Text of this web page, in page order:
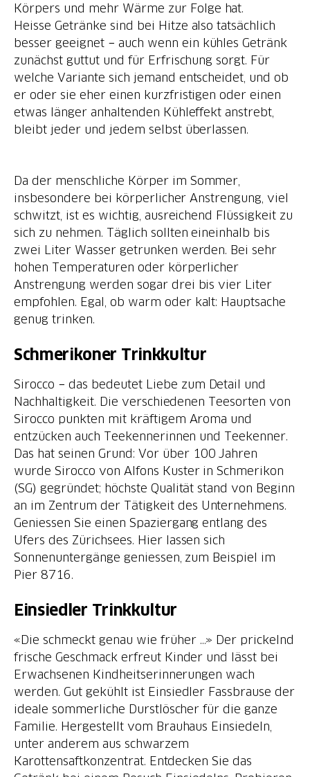
Körpers und mehr Wärme zur Folge hat.
Heisse Getränke sind bei Hitze also tatsächlich
besser geeignet − auch wenn ein kühles Getränk
zunächst guttut und für Erfrischung sorgt. Für
welche Variante sich jemand entscheidet, und ob
er oder sie eher einen kurzfristigen oder einen
etwas länger anhaltenden Kühleffekt anstrebt,
bleibt jeder und jedem selbst überlassen.
Da der menschliche Körper im Sommer,
insbesondere bei körperlicher Anstrengung, viel
schwitzt, ist es wichtig, ausreichend Flüssigkeit zu
sich zu nehmen. Täglich sollten eineinhalb bis
zwei Liter Wasser getrunken werden. Bei sehr
hohen Temperaturen oder körperlicher
Anstrengung werden sogar drei bis vier Liter
empfohlen. Egal, ob warm oder kalt: Hauptsache
genug trinken.
Schmerikoner Trinkkultur
Sirocco − das bedeutet Liebe zum Detail und
Nachhaltigkeit. Die verschiedenen Teesorten von
Sirocco punkten mit kräftigem Aroma und
entzücken auch Teekennerinnen und Teekenner.
Das hat seinen Grund: Vor über 100 Jahren
wurde Sirocco von Alfons Kuster in Schmerikon
(SG) gegründet; höchste Qualität stand von Beginn
an im Zentrum der Tätigkeit des Unternehmens.
Geniessen Sie einen Spaziergang entlang des
Ufers des Zürichsees. Hier lassen sich
Sonnenuntergänge geniessen, zum Beispiel im
Pier 8716.
Einsiedler Trinkkultur
«Die schmeckt genau wie früher …» Der prickelnd
frische Geschmack erfreut Kinder und lässt bei
Erwachsenen Kindheitserinnerungen wach
werden. Gut gekühlt ist Einsiedler Fassbrause der
ideale sommerliche Durstlöscher für die ganze
Familie. Hergestellt vom Brauhaus Einsiedeln,
unter anderem aus schwarzem
Karottensaftkonzentrat. Entdecken Sie das